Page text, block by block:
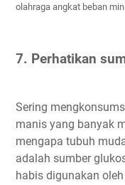
olahraga angkat beban
7. Perhatikan
Sering
manis yang banyak
mengapa tubuh
adalah sumber
habis digunakan